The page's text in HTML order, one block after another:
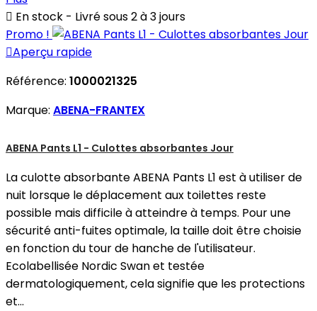
 En stock - Livré sous 2 à 3 jours
Promo !
Aperçu rapide
Référence: 1000021325
Marque: ABENA-FRANTEX
ABENA Pants L1 - Culottes absorbantes Jour
La culotte absorbante ABENA Pants L1 est à utiliser de
nuit lorsque le déplacement aux toilettes reste
possible mais difficile à atteindre à temps. Pour une
sécurité anti-fuites optimale, la taille doit être choisie
en fonction du tour de hanche de l'utilisateur.
Ecolabellisée Nordic Swan et testée
dermatologiquement, cela signifie que les protections
et...